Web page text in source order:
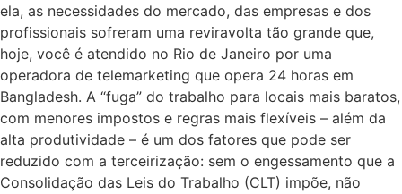
ela, as necessidades do mercado, das empresas e dos
profissionais sofreram uma reviravolta tão grande que,
hoje, você é atendido no Rio de Janeiro por uma
operadora de telemarketing que opera 24 horas em
Bangladesh. A “fuga” do trabalho para locais mais baratos,
com menores impostos e regras mais flexíveis – além da
alta produtividade – é um dos fatores que pode ser
reduzido com a terceirização: sem o engessamento que a
Consolidação das Leis do Trabalho (CLT) impõe, não